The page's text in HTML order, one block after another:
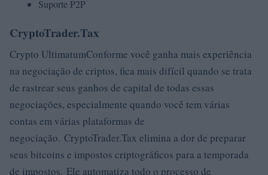
Suporte P2P
CryptoTrader.Tax
Crypto UltimatumConforme você ganha mais experiência
na negociação de criptos, fica mais difícil quando se trata
de rastrear seus ganhos de capital de todas essas
negociações, especialmente quando você tem várias
contas em várias plataformas de
negociação. CryptoTrader.Tax elimina a dor de preparar
seus bitcoins e impostos criptográficos para a temporada
de impostos. Ele automatiza todo o processo de